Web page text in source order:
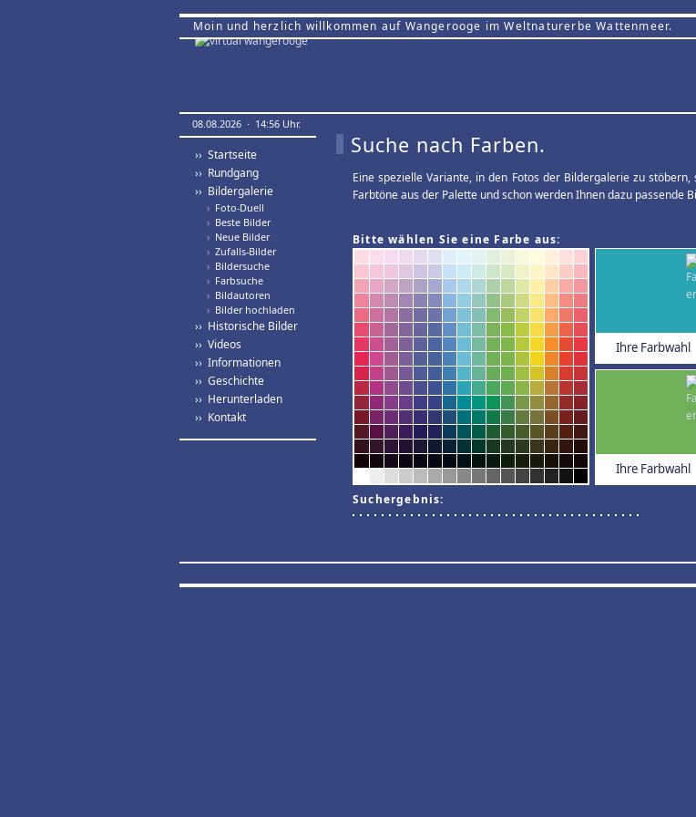
Moin und herzlich willkommen auf Wangerooge im Weltnaturerbe Wattenmeer.
08.08.2026 · 14:56 Uhr.
›› Startseite
›› Rundgang
›› Bildergalerie
› Foto-Duell
› Beste Bilder
› Neue Bilder
› Zufalls-Bilder
› Bildersuche
› Farbsuche
› Bildautoren
› Bilder hochladen
›› Historische Bilder
›› Videos
›› Informationen
›› Geschichte
›› Herunterladen
›› Kontakt
Suche nach Farben.
Eine spezielle Variante, in den Fotos der Bildergalerie zu
Farbtöne aus der Palette und schon werden Ihnen dazu passende
Bitte wählen Sie eine Farbe aus:
Ihre Farbwahl
Ihre Farbwahl
Suchergebnis: